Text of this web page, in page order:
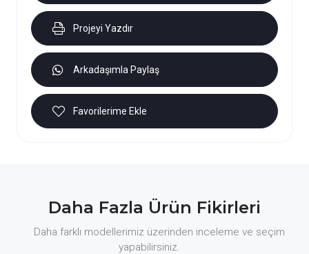
Projeyi Yazdır
Arkadaşımla Paylaş
Favorilerime Ekle
Daha Fazla Ürün Fikirleri
Daha farklı modellerimiz üzerinden inceleme ve seçim
yapabilirsiniz.